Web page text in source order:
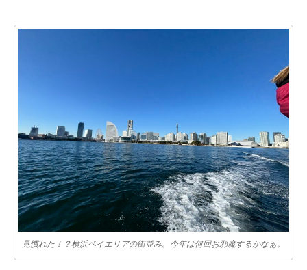
見慣れた！？横浜ベイエリアの街並み。今年は何回お邪魔するかなぁ。